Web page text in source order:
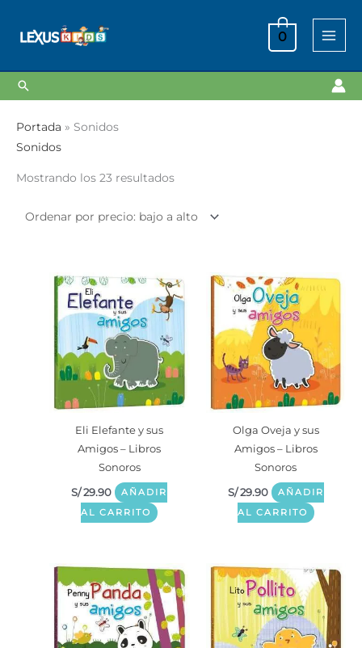
contenido
0
Buscar
Portada » Sonidos
Sonidos
Mostrando los 23 resultados
Eli Elefante y sus
Amigos – Libros
Sonoros
S/29.90
AÑADIR
AL CARRITO
Olga Oveja y sus
Amigos – Libros
Sonoros
S/29.90
AÑADIR
AL CARRITO